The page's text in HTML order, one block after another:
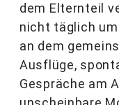
dem Elternteil
nicht täglich
an dem
Ausflüge,
Gespräche am